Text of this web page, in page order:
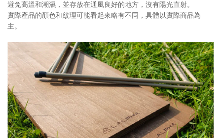
避免高溫和潮濕，並存放在通風良好的地方，沒有陽光直射。
實際產品的顏色和紋理可能看起來略有不同，具體以實際商品為
主。